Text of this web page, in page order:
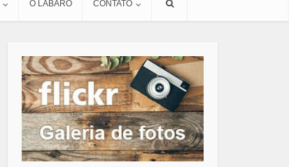
O LÁBARO CONTATO